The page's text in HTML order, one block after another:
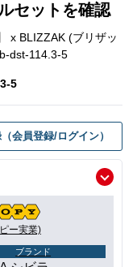
セットを確認
x BLIZZAK (ブリザッ
dst-114.3-5
5
会員登録/ログイン）
ー実業)
ブランド